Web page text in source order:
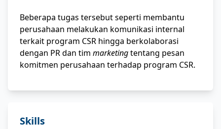
Beberapa tugas tersebut seperti membantu
perusahaan melakukan komunikasi internal
terkait program CSR hingga berkolaborasi
dengan PR dan tim marketingtentang pesan
komitmen perusahaan terhadap program CSR.
Skills